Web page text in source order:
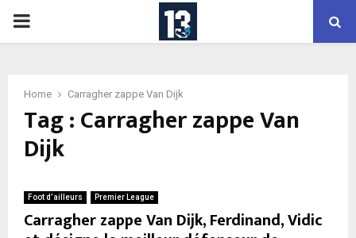
PRIMARY
Home Carragher zappe Van Dijk
Tag : Carragher zappe Van
Dijk
Foot d’ailleurs Premier League
Carragher zappe Van Dijk, Ferdinand, Vidic